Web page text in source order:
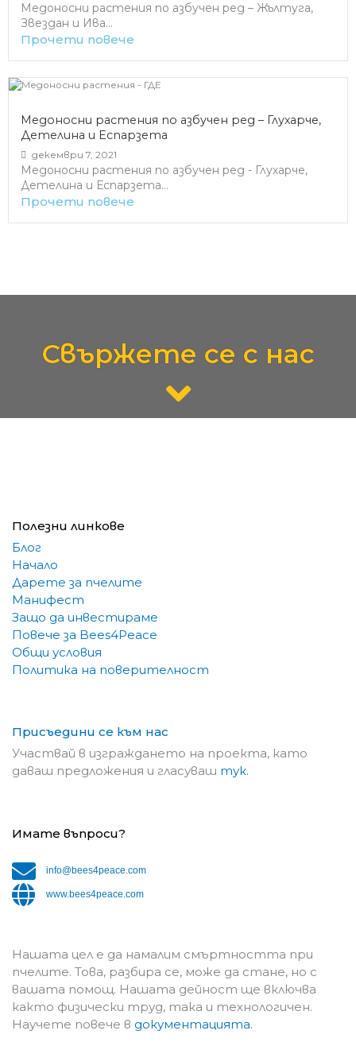
Медоносни растения по азбучен ред – Жълтуга,
Звездан и Ива...
Прочети повече
Медоносни растения по азбучен ред – Глухарче,
Детелина и Еспарзета
декември 7, 2021
Медоносни растения по азбучен ред - Глухарче,
Детелина и Еспарзета...
Прочети повече
Свържете се с нас
Полезни линкове
Блог
Начало
Дарете за пчелите
Манифест
Защо да инвестираме
Повече за Bees4Peace
Общи условия
Политика на поверителност
Присъедини се към нас
Участвай в изграждането на проекта, като
даваш предложения и гласуваш тук.
Имате въпроси?
info@bees4peace.com
www.bees4peace.com
Нашата цел е да намалим смъртността при
пчелите. Това, разбира се, може да стане, но с
вашата помощ. Нашата дейност ще включва
както физически труд, така и технологичен.
Научете повече в документацията.